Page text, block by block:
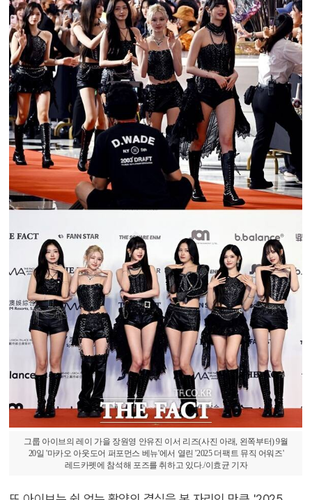
그룹 아이브의 레이 가을 장원영 안유진 이서 리즈(사진 아래, 왼쪽부터) 9월
20일 '마카오 아웃도어 퍼포먼스 베뉴'에서 열린 '2025 더팩트 뮤직 어워즈'
레드카펫에 참석해 포즈를 취하고 있다./이효균 기자